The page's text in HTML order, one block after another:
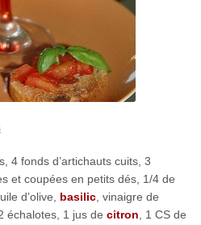
4 fonds d’artichauts cuits, 3
et coupées en petits dés, 1/4 de
d’olive, basilic, vinaigre de
échalotes, 1 jus de citron, 1 CS de